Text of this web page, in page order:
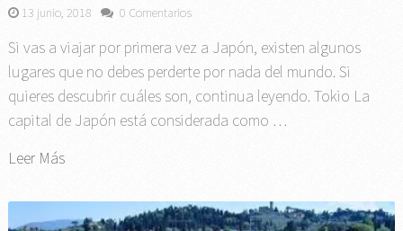
13 junio, 2018 0 Comentarios
Si vas a viajar por primera vez a Japón, existen algunos
lugares que no debes perderte por nada del mundo. Si
quieres descubrir cuáles son, continua leyendo. Tokio La
capital de Japón está considerada como …
Leer Más